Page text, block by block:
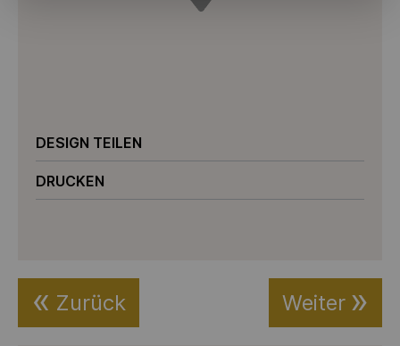
DESIGN TEILEN
DRUCKEN
Zurück Weiter